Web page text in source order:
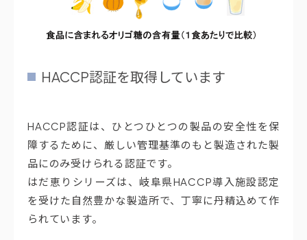
HACCP認証を取得しています
HACCP認証は、ひとつひとつの製品の安全性を保
障するために、厳しい管理基準のもと製造された製
品にのみ受けられる認証です。
はだ恵りシリーズは、岐阜県HACCP導入施設認定
を受けた自然豊かな製造所で、丁寧に丹精込めて作
られています。